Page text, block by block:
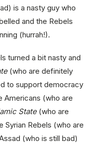
is a nasty guy who
and the Rebels
(hurrah!).
turned a bit nasty and
(who are definitely
to support democracy
Americans (who are
State(who are
Syrian Rebels (who are
(who is still bad)